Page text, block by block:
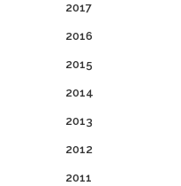
2017
2016
2015
2014
2013
2012
2011